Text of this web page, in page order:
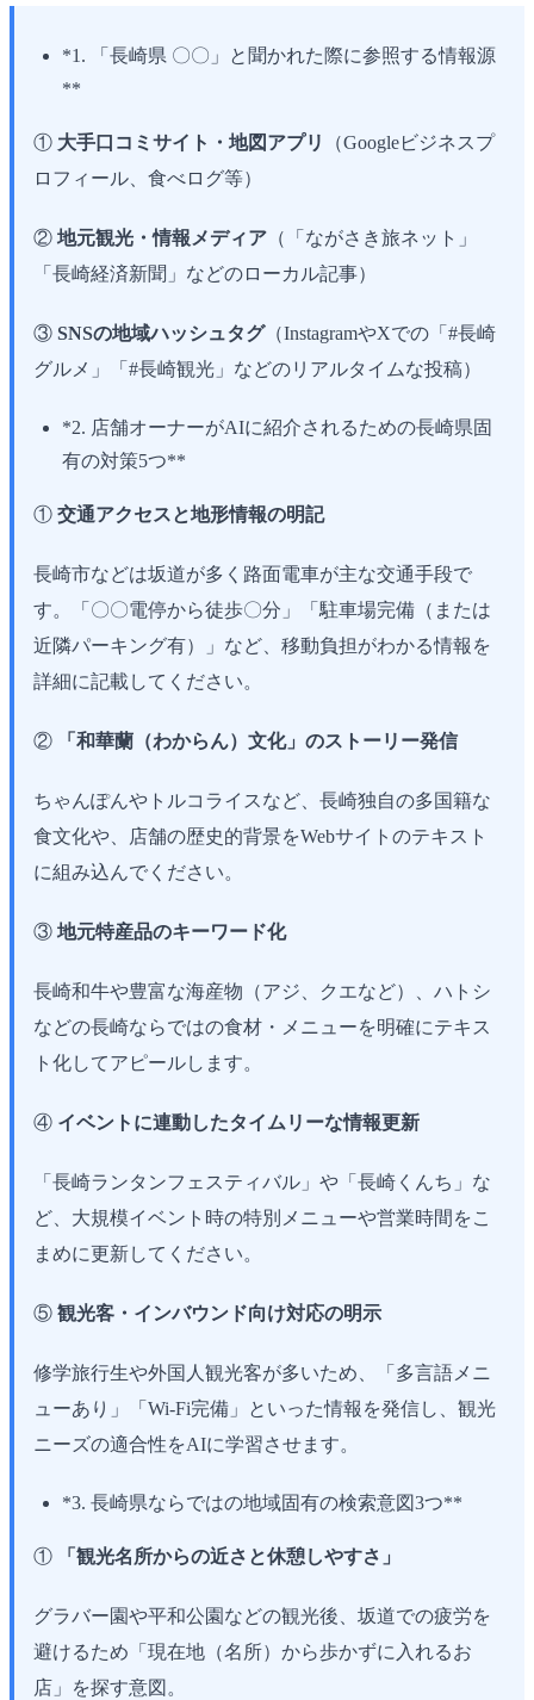
*1. 「長崎県 〇〇」と聞かれた際に参照する情報源
**
① 大手口コミサイト・地図アプリ
（Googleビジネスプ
ロフィール、食べログ等）
② 地元観光・情報メディア （「ながさき旅ネット」
「長崎経済新聞」などのローカル記事）
③ SNSの地域ハッシュタグ（InstagramやXでの「#長崎
グルメ」「#長崎観光」などのリアルタイムな投稿）
*2. 店舗オーナーがAIに紹介されるための長崎県固
有の対策5つ**
① 交通アクセスと地形情報の明記
長崎市などは坂道が多く路面電車が主な交通手段で
す。「〇〇電停から徒歩〇分」「駐車場完備（または
近隣パーキング有）」など、移動負担がわかる情報を
詳細に記載してください。
② 「和華蘭（わからん）文化」のストーリー発信
ちゃんぽんやトルコライスなど、長崎独自の多国籍な
食文化や、店舗の歴史的背景をWebサイトのテキスト
に組み込んでください。
③ 地元特産品のキーワード化
長崎和牛や豊富な海産物（アジ、クエなど）、ハトシ
などの長崎ならではの食材・メニューを明確にテキス
ト化してアピールします。
④ イベントに連動したタイムリーな情報更新
「長崎ランタンフェスティバル」や「長崎くんち」な
ど、大規模イベント時の特別メニューや営業時間をこ
まめに更新してください。
⑤ 観光客・インバウンド向け対応の明示
修学旅行生や外国人観光客が多いため、「多言語メニ
ューあり」「Wi-Fi完備」といった情報を発信し、観光
ニーズの適合性をAIに学習させます。
*3. 長崎県ならではの地域固有の検索意図3つ**
① 「観光名所からの近さと休憩しやすさ」
グラバー園や平和公園などの観光後、坂道での疲労を
避けるため「現在地（名所）から歩かずに入れるお
店」を探す意図。